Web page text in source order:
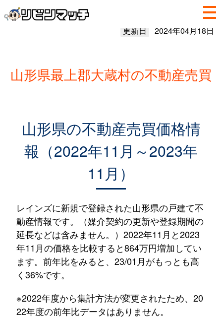
更新日 2024年04月18日
山形県最上郡大蔵村の不動産売買
山形県の不動産売買価格情
報（2022年11月～2023年
11月）
レインズに新規で登録された山形県の戸建て不
動産情報です。（媒介契約の更新や登録期間の
延長などは含みません。）2022年11月と2023
年11月の価格を比較すると864万円増加してい
ます。前年比をみると、23/01月がもっとも高
く36%です。
※2022年度から集計方法が変更されたため、20
22年度の前年比データはありません。